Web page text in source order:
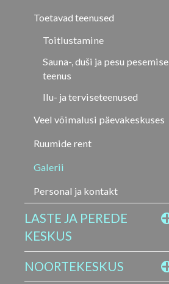
Toetavad teenused
Toitlustamine
Sauna-, duši ja pesu pesemise
teenus
Ilu- ja terviseteenused
Veel võimalusi päevakeskuses
Ruumide rent
Galerii
Personal ja kontakt
LASTE JA PEREDE
KESKUS
NOORTEKESKUS